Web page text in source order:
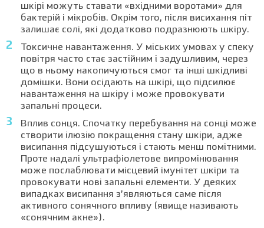
шкірі можуть ставати «вхідними воротами» для
бактерій і мікробів. Окрім того, після висихання піт
залишає солі, які додатково подразнюють шкіру.
Токсичне навантаження. У міських умовах у спеку
повітря часто стає застійним і задушливим, через
що в ньому накопичуються смог та інші шкідливі
домішки. Вони осідають на шкірі, що підсилює
навантаження на шкіру і може провокувати
запальні процеси.
Вплив сонця. Спочатку перебування на сонці може
створити ілюзію покращення стану шкіри, адже
висипання підсушуються і стають менш помітними.
Проте надалі ультрафіолетове випромінювання
може послаблювати місцевий імунітет шкіри та
провокувати нові запальні елементи. У деяких
випадках висипання з’являються саме після
активного сонячного впливу (явище називають
«сонячним акне»).